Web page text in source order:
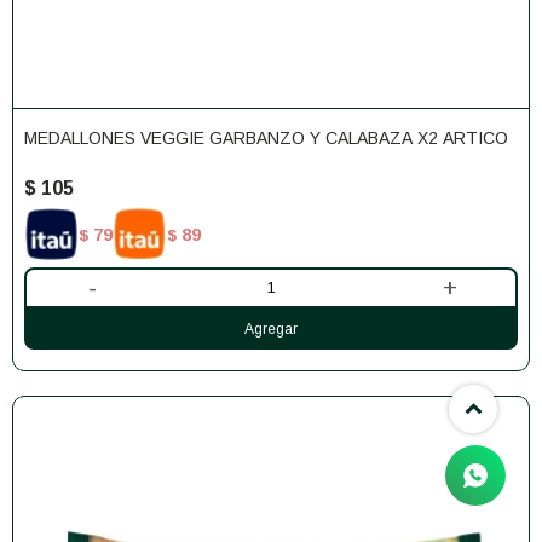
MEDALLONES VEGGIE GARBANZO Y CALABAZA X2 ARTICO
$ 105
$ 79 $ 89
- +